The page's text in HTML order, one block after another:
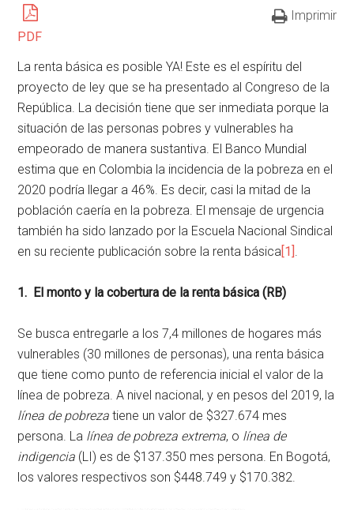
PDF
Imprimir
La renta básica es posible YA! Este es el espíritu del
proyecto de ley que se ha presentado al Congreso de la
República. La decisión tiene que ser inmediata porque la
situación de las personas pobres y vulnerables ha
empeorado de manera sustantiva. El Banco Mundial
estima que en Colombia la incidencia de la pobreza en el
2020 podría llegar a 46%. Es decir, casi la mitad de la
población caería en la pobreza. El mensaje de urgencia
también ha sido lanzado por la Escuela Nacional Sindical
en su reciente publicación sobre la renta básica[1].
1. El monto y la cobertura de la renta básica (RB)
Se busca entregarle a los 7,4 millones de hogares más
vulnerables (30 millones de personas), una renta básica
que tiene como punto de referencia inicial el valor de la
línea de pobreza. A nivel nacional, y en pesos del 2019, la
línea de pobreza tiene un valor de $327.674 mes
persona. La línea de pobreza extrema, o línea de
indigencia (LI) es de $137.350 mes persona. En Bogotá,
los valores respectivos son $448.749 y $170.382.